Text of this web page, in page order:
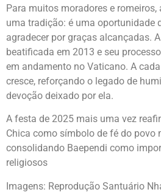
Para muitos moradores e
uma tradição: é uma oportunidade
agradecer por graças alcançadas.
beatificada em 2013 e seu
em andamento no Vaticano. A
cresce, reforçando o legado de
devoção deixado por ela.
A festa de 2025 mais uma vez
Chica como símbolo de fé do povo
consolidando Baependi como
religiosos
Imagens: Reprodução Santuário